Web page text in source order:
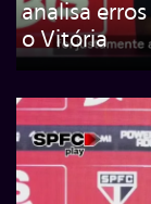
analisa
o Vitória